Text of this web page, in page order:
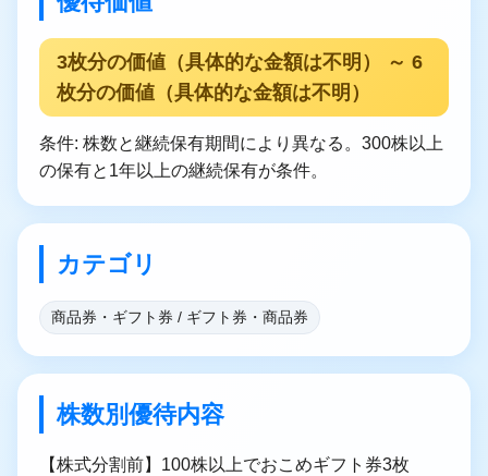
3枚分の価値（具体的な金額は不明） ～ 6
枚分の価値（具体的な金額は不明）
条件: 株数と継続保有期間により異なる。300株以上
の保有と1年以上の継続保有が条件。
カテゴリ
商品券・ギフト券 / ギフト券・商品券
株数別優待内容
【株式分割前】100株以上でおこめギフト券3枚